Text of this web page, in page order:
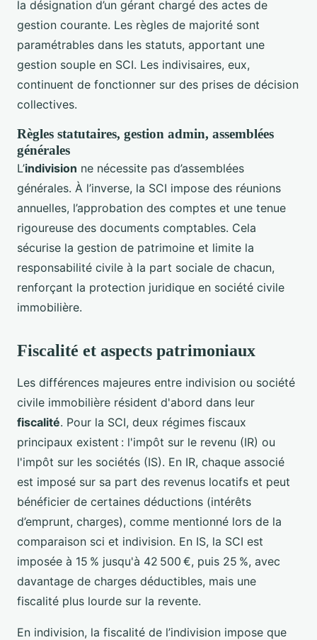
la désignation d’un gérant chargé des actes de
gestion courante. Les règles de majorité sont
paramétrables dans les statuts, apportant une
gestion souple en SCI. Les indivisaires, eux,
continuent de fonctionner sur des prises de décision
collectives.
Règles statutaires, gestion admin, assemblées
générales
L’indivision ne nécessite pas d’assemblées
générales. À l’inverse, la SCI impose des réunions
annuelles, l’approbation des comptes et une tenue
rigoureuse des documents comptables. Cela
sécurise la gestion de patrimoine et limite la
responsabilité civile à la part sociale de chacun,
renforçant la protection juridique en société civile
immobilière.
Fiscalité et aspects patrimoniaux
Les différences majeures entre indivision ou société
civile immobilière résident d'abord dans leur
fiscalité. Pour la SCI, deux régimes fiscaux
principaux existent : l'impôt sur le revenu (IR) ou
l'impôt sur les sociétés (IS). En IR, chaque associé
est imposé sur sa part des revenus locatifs et peut
bénéficier de certaines déductions (intérêts
d’emprunt, charges), comme mentionné lors de la
comparaison sci et indivision. En IS, la SCI est
imposée à 15 % jusqu'à 42 500 €, puis 25 %, avec
davantage de charges déductibles, mais une
fiscalité plus lourde sur la revente.
En indivision, la fiscalité de l’indivision impose que